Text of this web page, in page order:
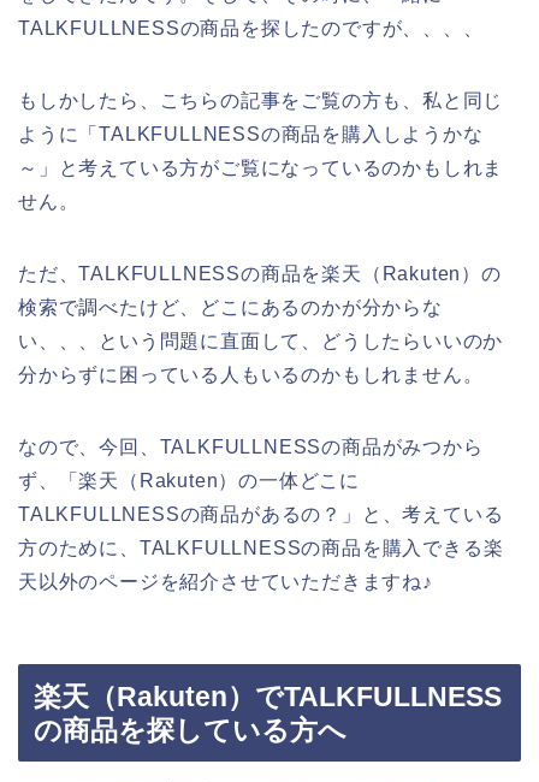
TALKFULLNESSの商品を探したのですが、、、、
もしかしたら、こちらの記事をご覧の方も、私と同じ
ように「TALKFULLNESSの商品を購入しようかな
～」と考えている方がご覧になっているのかもしれま
せん。
ただ、TALKFULLNESSの商品を楽天（Rakuten）の
検索で調べたけど、どこにあるのかが分からな
い、、、という問題に直面して、どうしたらいいのか
分からずに困っている人もいるのかもしれません。
なので、今回、TALKFULLNESSの商品がみつから
ず、「楽天（Rakuten）の一体どこに
TALKFULLNESSの商品があるの？」と、考えている
方のために、TALKFULLNESSの商品を購入できる楽
天以外のページを紹介させていただきますね♪
楽天（Rakuten）でTALKFULLNESS
の商品を探している方へ